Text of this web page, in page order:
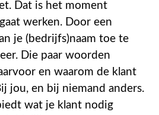
Dat is het moment
werken. Door een
je (bedrijfs)naam toe te
Die paar woorden
en waarom de klant
jou, en bij niemand anders.
wat je klant nodig